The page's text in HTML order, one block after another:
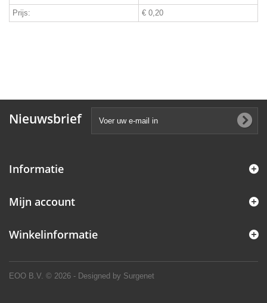
Prijs:
€ 0,20
Nieuwsbrief
Informatie
EOO B.V. © 2026 - Designed by Surgenet
Mijn account
Winkelinformatie